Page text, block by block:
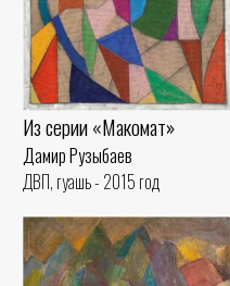
Из серии «Макомат»
Дамир Рузыбаев
ДВП, гуашь - 2015 год